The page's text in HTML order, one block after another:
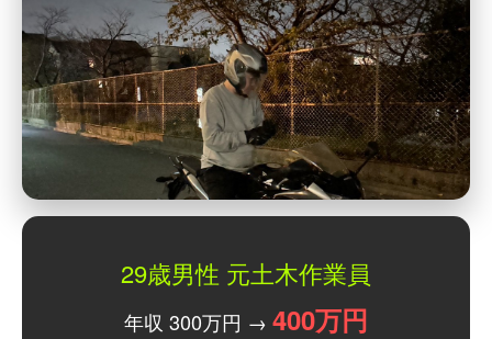
29歳男性 元土木作業員
年収 300万円 → 400万円